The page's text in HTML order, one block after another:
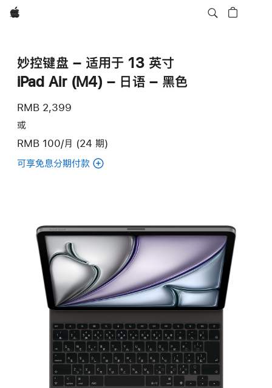
Apple
妙控键盘 – 适用于 13 英寸
iPad Air (M4) – 日语 – 黑色
RMB 2,399
或
RMB 100/月 (24 期)
可享免息分期付款 (妙
–
适
于
13 英
寸
iPad Air (M4)
–
日
语
–